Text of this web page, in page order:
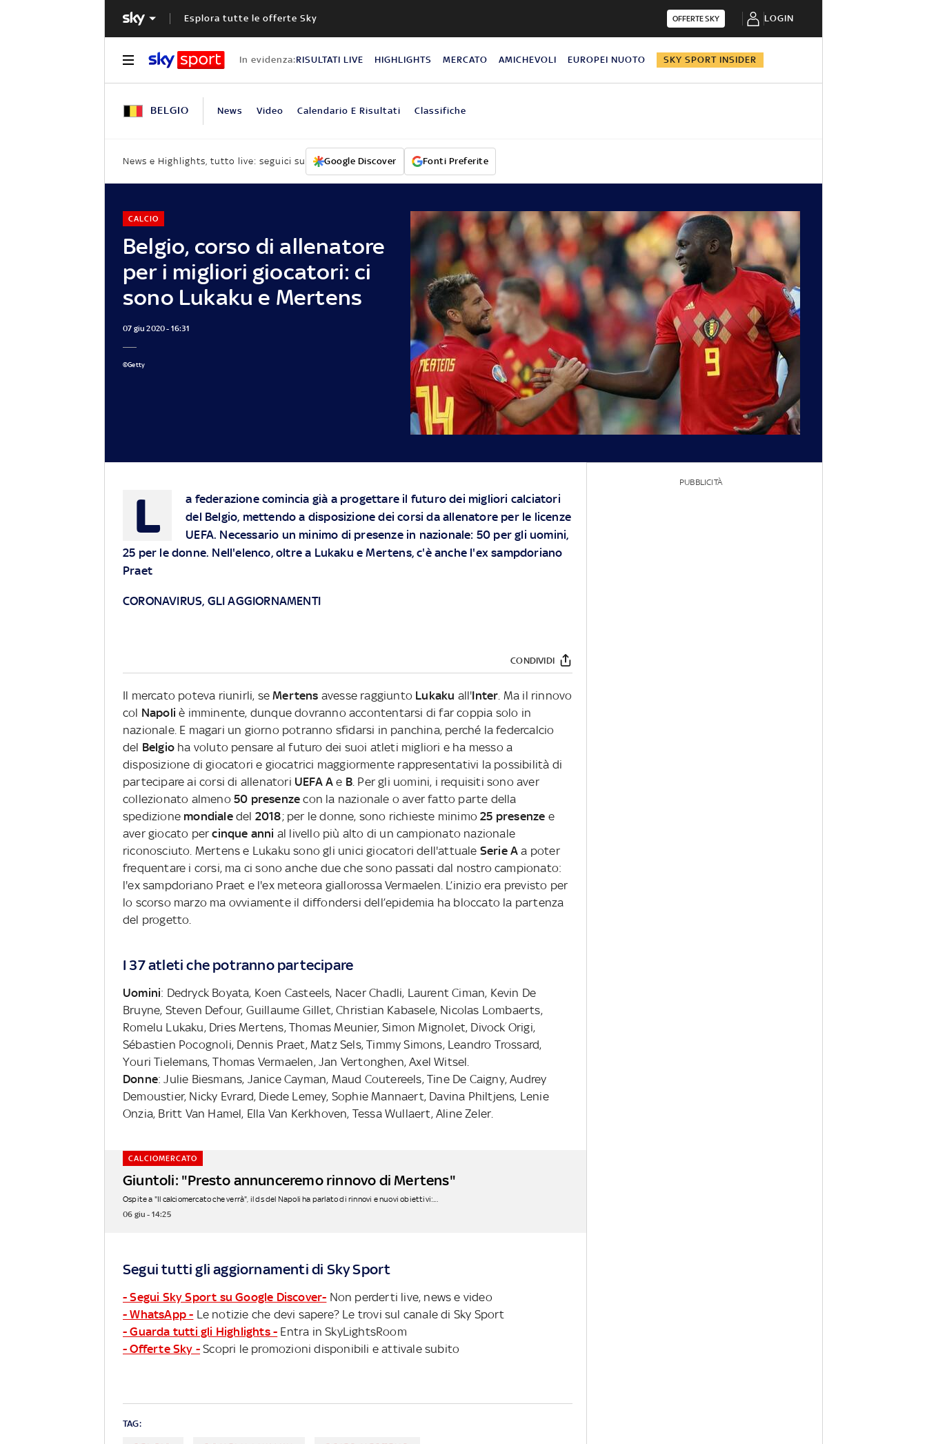
Esplora tutte le offerte Sky OFFERTE SKY LOGIN
In evidenza:RISULTATI LIVE HIGHLIGHTS MERCATO AMICHEVOLI EUROPEI NUOTO SKY SPORT INSIDER
BELGIO News Video Calendario E Risultati Classifiche
News e Highlights, tutto live: seguici su Google Discover Fonti Preferite
Belgio, corso di allenatore
per i migliori giocatori: ci
sono Lukaku e Mertens
CALCIO
07 giu 2020 - 16:31
©Getty
L
a federazione comincia già a progettare il futuro dei migliori calciatori
del Belgio, mettendo a disposizione dei corsi da allenatore per le licenze
UEFA. Necessario un minimo di presenze in nazionale: 50 per gli uomini,
25 per le donne. Nell'elenco, oltre a Lukaku e Mertens, c'è anche l'ex sampdoriano
Praet
CORONAVIRUS, GLI AGGIORNAMENTI
CONDIVIDI
Il mercato poteva riunirli, seMertens avesse raggiunto Lukaku all'Inter. Ma il rinnovo
col Napoliè imminente, dunque dovranno accontentarsi di far coppia solo in
nazionale. E magari un giorno potranno sfidarsi in panchina, perché la federcalcio
del Belgio ha voluto pensare al futuro dei suoi atleti migliori e ha messo a
disposizione di giocatori e giocatrici maggiormente rappresentativi la possibilità di
partecipare ai corsi di allenatori UEFA A e B. Per gli uomini, i requisiti sono aver
collezionato almeno 50 presenze con la nazionale o aver fatto parte della
spedizione mondialedel 2018; per le donne, sono richieste minimo25 presenze e
aver giocato percinque anni al livello più alto di un campionato nazionale
riconosciuto. Mertens e Lukaku sono gli unici giocatori dell'attuale Serie A a poter
frequentare i corsi, ma ci sono anche due che sono passati dal nostro campionato:
l'ex sampdoriano Praet e l'ex meteora giallorossa Vermaelen. L’inizio era previsto per
lo scorso marzo ma ovviamente il diffondersi dell’epidemia ha bloccato la partenza
del progetto.
I 37 atleti che potranno partecipare
Uomini: Dedryck Boyata, Koen Casteels, Nacer Chadli, Laurent Ciman, Kevin De
Bruyne, Steven Defour, Guillaume Gillet, Christian Kabasele, Nicolas Lombaerts,
Romelu Lukaku, Dries Mertens, Thomas Meunier, Simon Mignolet, Divock Origi,
Sébastien Pocognoli, Dennis Praet, Matz Sels, Timmy Simons, Leandro Trossard,
Youri Tielemans, Thomas Vermaelen, Jan Vertonghen, Axel Witsel.
Donne: Julie Biesmans, Janice Cayman, Maud Coutereels, Tine De Caigny, Audrey
Demoustier, Nicky Evrard, Diede Lemey, Sophie Mannaert, Davina Philtjens, Lenie
Onzia, Britt Van Hamel, Ella Van Kerkhoven, Tessa Wullaert, Aline Zeler.
Giuntoli: "Presto annunceremo rinnovo di Mertens"
CALCIOMERCATO
Ospite a "Il calciomercato che verrà", il ds del Napoli ha parlato di rinnovi e nuovi obiettivi:...
06 giu - 14:25
Segui tutti gli aggiornamenti di Sky Sport
- Segui Sky Sport su Google Discover- Non perderti live, news e video
- WhatsApp - Le notizie che devi sapere? Le trovi sul canale di Sky Sport
- Guarda tutti gli Highlights - Entra in SkyLightsRoom
- Offerte Sky - Scopri le promozioni disponibili e attivale subito
TAG:
PUBBLICITÀ